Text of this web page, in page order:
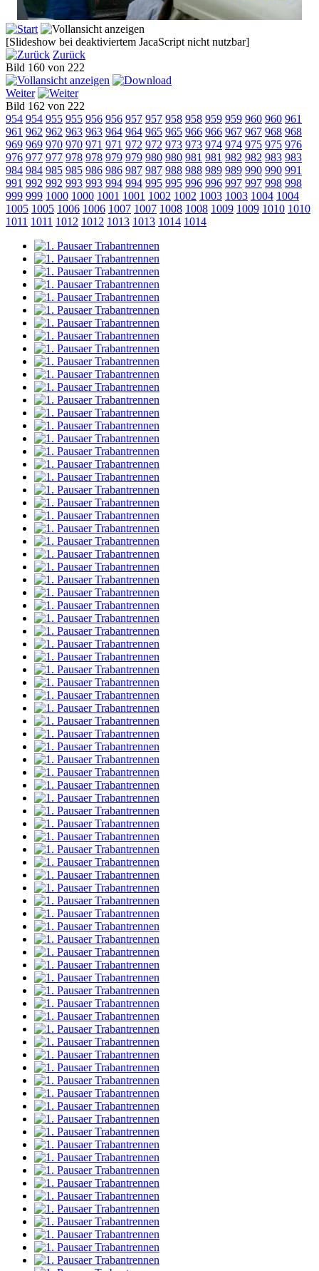
[Slideshow bei deaktiviertem JacaScript nicht nutzbar]
Zurück
Bild 160 von 222
Weiter
Bild 162 von 222
954 954 955 955 956 956 957 957 958 958 959 959 960 960 961
961 962 962 963 963 964 964 965 965 966 966 967 967 968 968
969 969 970 970 971 971 972 972 973 973 974 974 975 975 976
976 977 977 978 978 979 979 980 980 981 981 982 982 983 983
984 984 985 985 986 986 987 987 988 988 989 989 990 990 991
991 992 992 993 993 994 994 995 995 996 996 997 997 998 998
999 999 1000 1000 1001 1001 1002 1002 1003 1003 1004 1004
1005 1005 1006 1006 1007 1007 1008 1008 1009 1009 1010 1010
1011 1011 1012 1012 1013 1013 1014 1014